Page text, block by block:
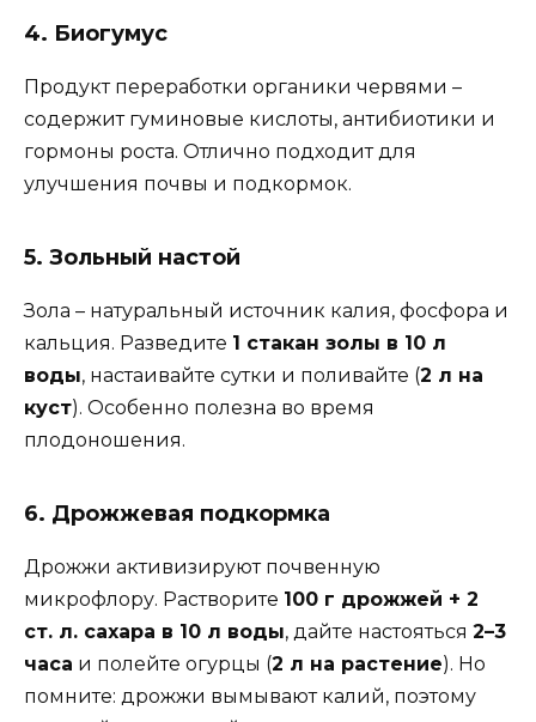
4. Биогумус
Продукт переработки органики червями –
содержит гуминовые кислоты, антибиотики и
гормоны роста. Отлично подходит для
улучшения почвы и подкормок.
5. Зольный настой
Зола – натуральный источник калия, фосфора и
кальция. Разведите 1 стакан золы в 10 л
воды, настаивайте сутки и поливайте (2 л на
куст). Особенно полезна во время
плодоношения.
6. Дрожжевая подкормка
Дрожжи активизируют почвенную
микрофлору. Растворите 100 г дрожжей + 2
ст. л. сахара в 10 л воды, дайте настояться 2–3
часа и полейте огурцы (2 л на растение). Но
помните: дрожжи вымывают калий, поэтому